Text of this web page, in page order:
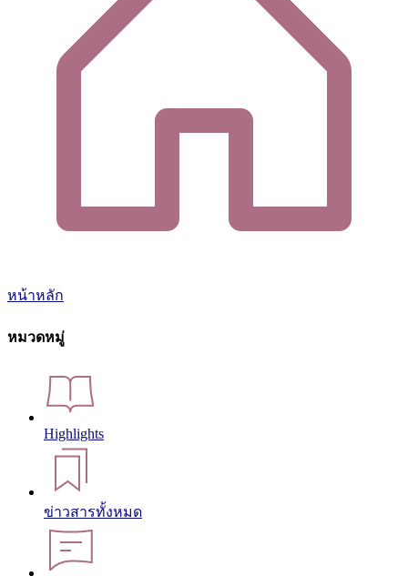
หน้าหลัก
หมวดหมู่
Highlights
ข่าวสารทั้งหมด